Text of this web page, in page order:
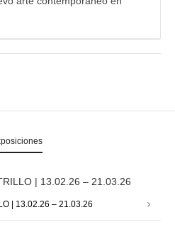
| 13.02.26 – 21.03.26